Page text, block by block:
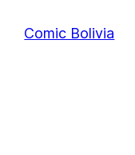
Comic Bolivia